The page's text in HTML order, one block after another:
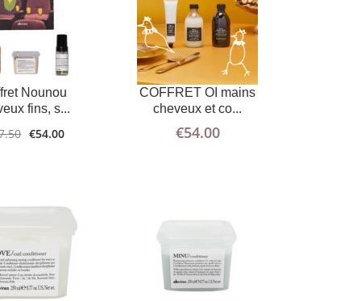
Nounou
fins, s...
€54.00
COFFRET OI mains
cheveux et co...
€54.00
PANIER
D'INFOS
AJOUTER
AU PANIER
PLUS
D'INFOS
AJOUTER
PANIER
PLUS
D'INFOS
AJOUTER
AU PANIER
PLUS
D'INFOS